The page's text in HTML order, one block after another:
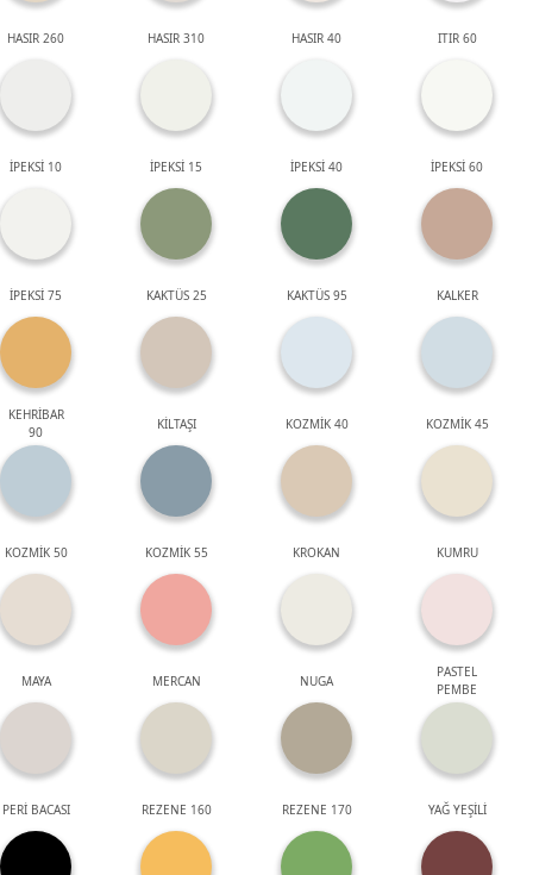
HASIR 260 HASIR 310 HASIR 40 ITIR 60
İPEKSİ 10 İPEKSİ 15 İPEKSİ 40 İPEKSİ 60
İPEKSİ 75 KAKTÜS 25 KAKTÜS 95 KALKER
KEHRİBAR
90
KİLTAŞI KOZMİK 40 KOZMİK 45
KOZMİK 50 KOZMİK 55 KROKAN KUMRU
MAYA MERCAN NUGA
PASTEL
PEMBE
PERİ BACASI REZENE 160 REZENE 170 YAĞ YEŞİLİ